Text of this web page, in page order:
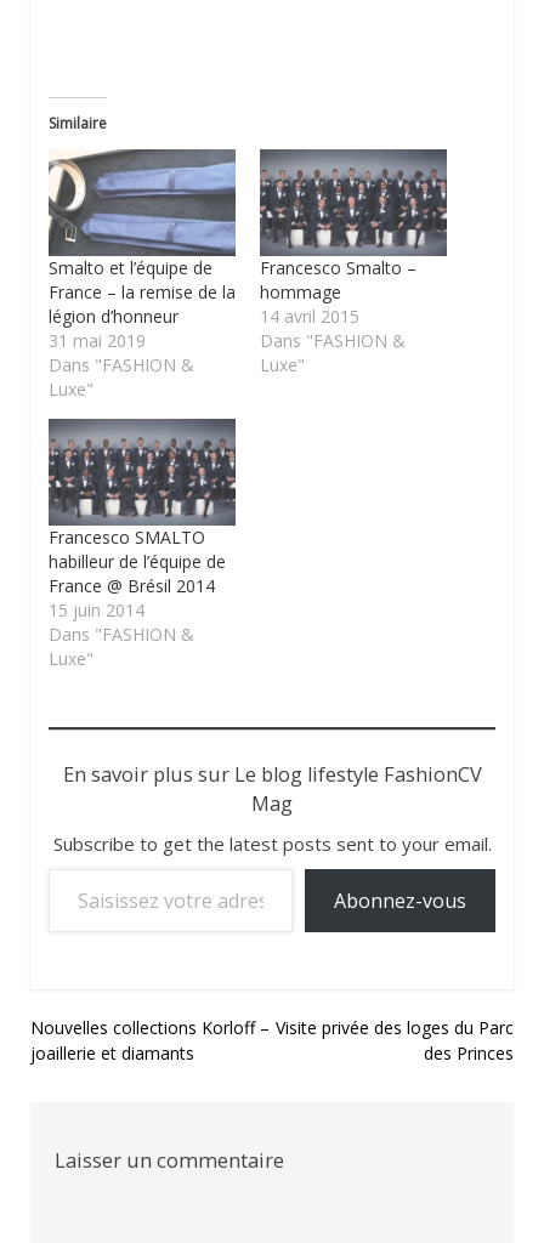
Similaire
Smalto et l’équipe de
France – la remise de la
légion d’honneur
31 mai 2019
Dans "FASHION &
Luxe"
Francesco Smalto –
hommage
14 avril 2015
Dans "FASHION &
Luxe"
Francesco SMALTO
habilleur de l’équipe de
France @ Brésil 2014
15 juin 2014
Dans "FASHION &
Luxe"
En savoir plus sur Le blog lifestyle FashionCV
Mag
Subscribe to get the latest posts sent to your email.
Abonnez-vous
Navigation
de
Nouvelles collections Korloff –
joaillerie et diamants
Visite privée des loges du Parc
des Princes
Laisser un commentaire